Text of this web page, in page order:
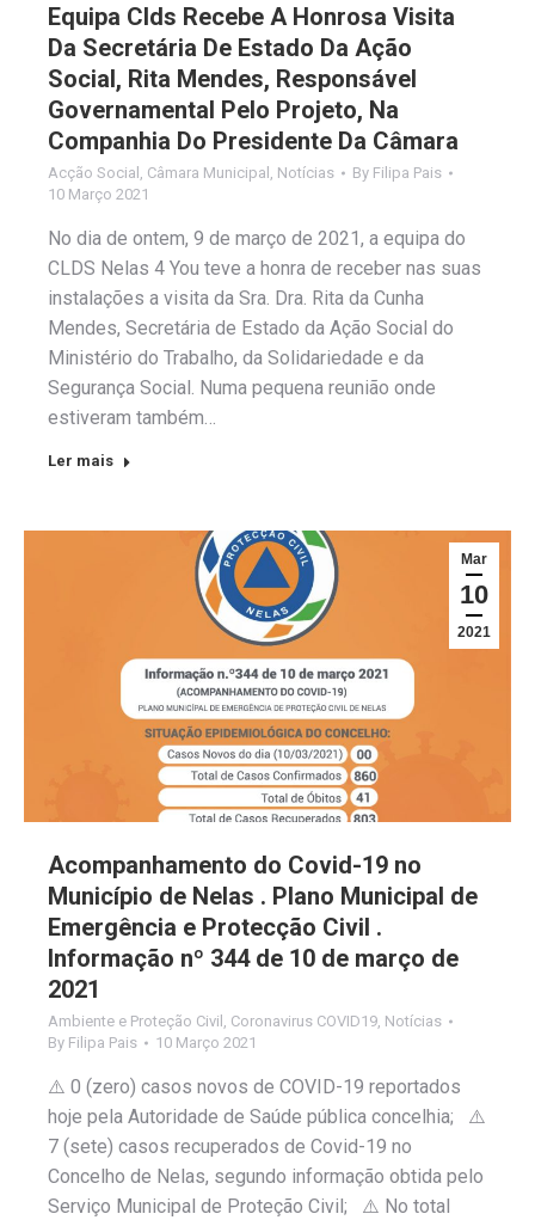
Equipa Clds Recebe A Honrosa Visita
Da Secretária De Estado Da Ação
Social, Rita Mendes, Responsável
Governamental Pelo Projeto, Na
Companhia Do Presidente Da Câmara
Acção Social Câmara Municipal Notícias By Filipa Pais
10 Março 2021
No dia de ontem, 9 de março de 2021, a equipa do
CLDS Nelas 4 You teve a honra de receber nas suas
instalações a visita da Sra. Dra. Rita da Cunha
Mendes, Secretária de Estado da Ação Social do
Ministério do Trabalho, da Solidariedade e da
Segurança Social. Numa pequena reunião onde
estiveram também…
Ler mais
Mar
10
2021
Acompanhamento do Covid-19 no
Município de Nelas . Plano Municipal de
Emergência e Protecção Civil .
Informação nº 344 de 10 de março de
2021
Ambiente e Proteção Civil , Coronavirus COVID19, Notícias
By Filipa Pais 10 Março 2021
⚠️ 0 (zero) casos novos de COVID-19 reportados
hoje pela Autoridade de Saúde pública concelhia; ⚠️
7 (sete) casos recuperados de Covid-19 no
Concelho de Nelas, segundo informação obtida pelo
Serviço Municipal de Proteção Civil; ⚠️ No total